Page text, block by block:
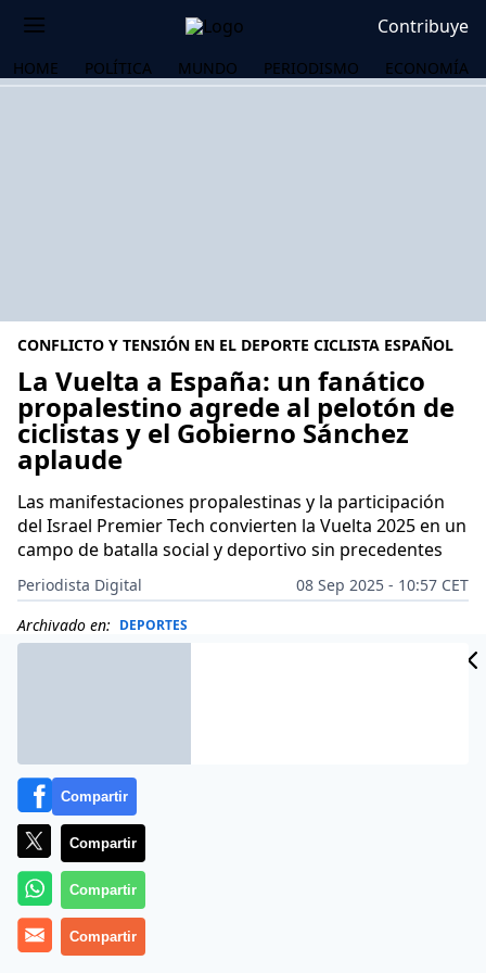
Contribuye
HOME POLÍTICA MUNDO PERIODISMO ECONOMÍA
CONFLICTO Y TENSIÓN EN EL DEPORTE CICLISTA ESPAÑOL
La Vuelta a España: un fanático
propalestino agrede al pelotón de
ciclistas y el Gobierno Sánchez
aplaude
Las manifestaciones propalestinas y la participación
del Israel Premier Tech convierten la Vuelta 2025 en un
campo de batalla social y deportivo sin precedentes
Periodista Digital
08 Sep 2025 - 10:57 CET
Archivado en: DEPORTES
Compartir
Compartir
Compartir
Compartir